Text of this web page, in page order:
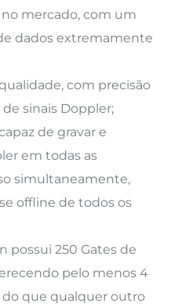
mercado, com um
dados extremamente
com precisão
sinais Doppler;
de gravar e
em todas as
simultaneamente,
offline de todos os
possui 250 Gates de
pelo menos 4
do que qualquer outro